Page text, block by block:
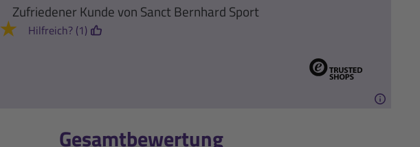
Zufriedener Kunde von Sanct Bernhard Sport
★ Hilfreich? (1)
Gesamtbewertung